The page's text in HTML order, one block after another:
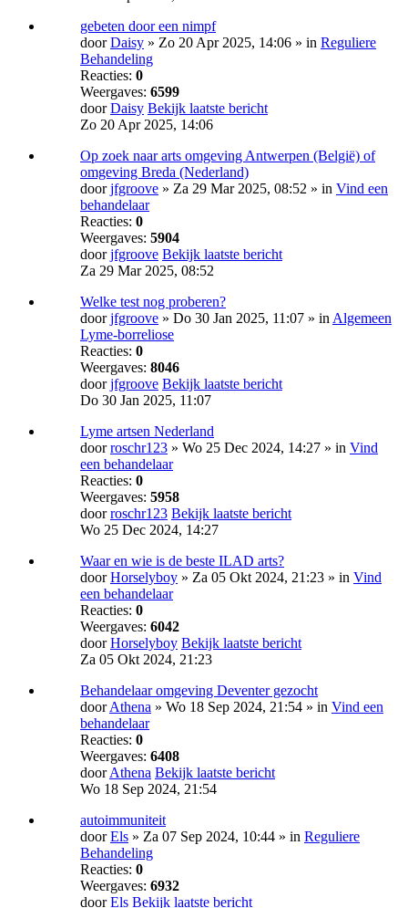
gebeten door een nimpf
doorDaisy » Zo 20 Apr 2025, 14:06 » in Reguliere
Behandeling
Reacties: 0
Weergaves: 6599
doorDaisy Bekijk laatste bericht
Zo 20 Apr 2025, 14:06
Op zoek naar arts omgeving Antwerpen (België) of
omgeving Breda (Nederland)
doorjfgroove » Za 29 Mar 2025, 08:52 » in Vind een
behandelaar
Reacties: 0
Weergaves: 5904
doorjfgroove Bekijk laatste bericht
Za 29 Mar 2025, 08:52
Welke test nog proberen?
doorjfgroove » Do 30 Jan 2025, 11:07 » in Algemeen
Lyme-borreliose
Reacties: 0
Weergaves: 8046
doorjfgroove Bekijk laatste bericht
Do 30 Jan 2025, 11:07
Lyme artsen Nederland
doorroschr123 » Wo 25 Dec 2024, 14:27 » in Vind
een behandelaar
Reacties: 0
Weergaves: 5958
doorroschr123 Bekijk laatste bericht
Wo 25 Dec 2024, 14:27
Waar en wie is de beste ILAD arts?
doorHorselyboy » Za 05 Okt 2024, 21:23 » in Vind
een behandelaar
Reacties: 0
Weergaves: 6042
doorHorselyboy Bekijk laatste bericht
Za 05 Okt 2024, 21:23
Behandelaar omgeving Deventer gezocht
doorAthena » Wo 18 Sep 2024, 21:54 » in Vind een
behandelaar
Reacties: 0
Weergaves: 6408
doorAthena Bekijk laatste bericht
Wo 18 Sep 2024, 21:54
autoimmuniteit
doorEls » Za 07 Sep 2024, 10:44 » in Reguliere
Behandeling
Reacties: 0
Weergaves: 6932
doorEls Bekijk laatste bericht